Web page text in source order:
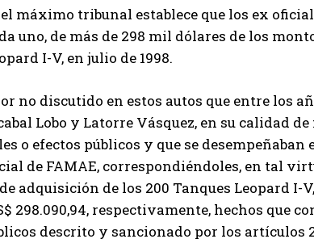
máximo tribunal establece que los ex
uno, de más de 298 mil dólares de los
I-V, en julio de 1998.
no discutido en estos autos que entre los
Lobo y Latorre Vásquez, en su calidad
o efectos públicos y que se
de FAMAE, correspondiéndoles, en tal
adquisición de los 200 Tanques Leopard I-
298.090,94, respectivamente, hechos que
descrito y sancionado por los artículos